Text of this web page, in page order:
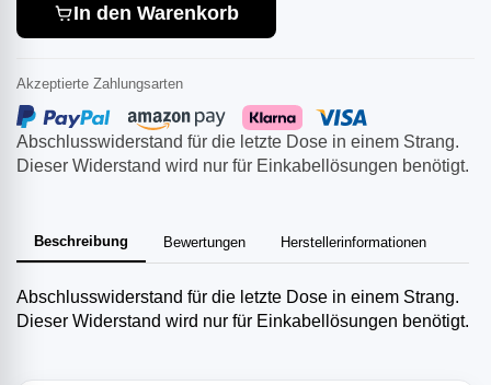
Abschlusswiderstand für die letzte Dose in einem Strang.
Dieser Widerstand wird nur für Einkabellösungen benötigt.
Beschreibung Bewertungen Herstellerinformationen
Abschlusswiderstand für die letzte Dose in einem Strang.
Dieser Widerstand wird nur für Einkabellösungen benötigt.
In den Warenkorb
Akzeptierte Zahlungsarten